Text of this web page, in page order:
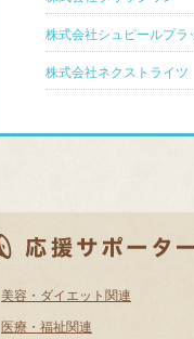
株式会社シュピールプラ
株式会社ネクストライツ
美容・ダイエット関連
医療・福祉関連